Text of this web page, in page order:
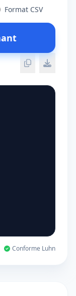
Format CSV
Conforme Luhn